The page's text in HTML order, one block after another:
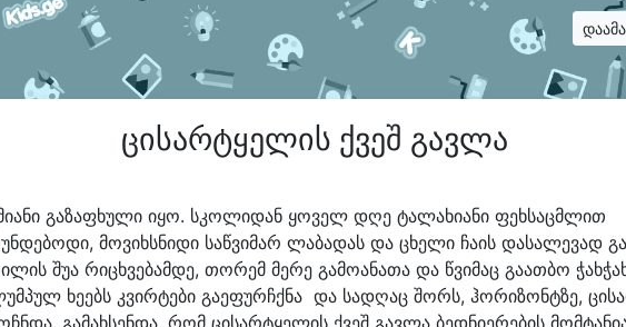
ცისარტყელის ქვეშ გავლა
გაზაფხული იყო. სკოლიდან ყოველ დღე ტალახიანი ფეხსაცმლით
მოვიხსნიდი საწვიმარ ლაბადას და ცხელი ჩაის დასალევად
შუა რიცხვებამდე, თორემ მერე გამოანათა და წვიმაც გაათბო
ხეებს კვირტები გაეფურჩქნა და სადღაც შორს, ჰორიზონტზე,
გამახსენდა, რომ ცისარტყელის ქვეშ გავლა ბედნიერების